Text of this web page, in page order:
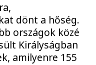
dönt a hőség.
országok közé
Királyságban
amilyenre 155